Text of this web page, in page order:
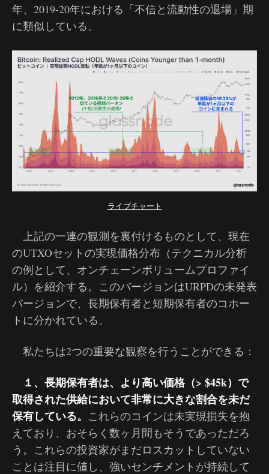
年、2019-20年における「不信と流動性の退場」期
に類似している。
ライブチャート
上記の一連の観測を裏付けるものとして、現在
のUTXOセットの実現価格分布（テクニカル分析
の例として、オンチェーンボリュームプロファイ
ル）を紹介する。このバージョンはURPDの未発表
バージョンで、長期保有者と短期保有者のコホー
トに分かれている。
私たちは2つの重要な観察を行うことができる：
１、長期保有者は、より高い価格（> $45k）で
取得された供給において非常に大きな割合を未だ
保有している。 これらのコインは未実現損失を抱
えており、おそらく数ヶ月間もそうであっただろ
う。これらの投資家がまだロスカットしていない
ことは注目に値し、強いセンチメントが持続して